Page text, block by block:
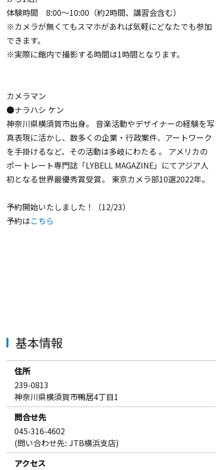
体験時間 8:00～10:00（約2時間、講習会含む）
※カメラが無くてもスマホがあれば気軽にどなたでも参加
できます。
※実際に館内で撮影する時間は1時間となります。
カメラマン
●ナラハシ ケン
神奈川県横須賀市出身。 音楽活動やデザイナーの経験を写
真表現に活かし、数多くの企業・行政案件、アートワーク
を手掛けるなど、その活動は多岐にわたる 。 アメリカの
ポートレート専門誌「LYBELL MAGAZINE」にてアジア人
初となる世界最優秀賞受賞。 東京カメラ部10選2022年。
予約開始いたしました！（12/23）
予約はこちら
基本情報
住所
239-0813
神奈川県横須賀市鴨居4丁目1
問合せ先
045-316-4602
(問い合わせ先: JTB横浜支店)
アクセス